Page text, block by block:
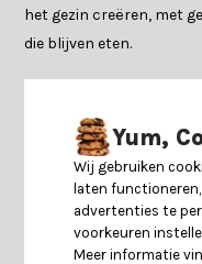
het gezin creëren, met
die blijven eten.
Tuinmeubelwereld.nl
formaten, stijlen en
tot een ruime dining
dat mooie weer maar
Welke tuinset past
Yum,
Wij gebruiken
laten
advertenties te
voorkeuren
Meer informatie